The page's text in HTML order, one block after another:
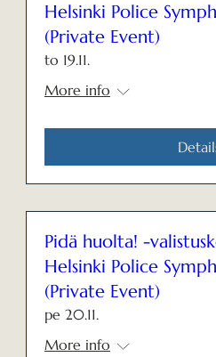
Helsinki Police
(Private Event)
to 19.11.
More info
Pidä huolta! -
Helsinki Police
(Private Event)
pe 20.11.
More info